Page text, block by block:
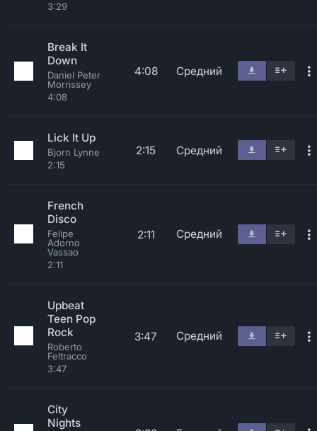
3:29
Break It
Down
Daniel Peter
Morrissey
4:08
4:08 Средний
Lick It Up
Bjorn Lynne
2:15
2:15 Средний
French
Disco
Felipe
Adorno
Vassao
2:11
2:11 Средний
Upbeat
Teen Pop
Rock
Roberto
Feltracco
3:47
3:47 Средний
City
Nights